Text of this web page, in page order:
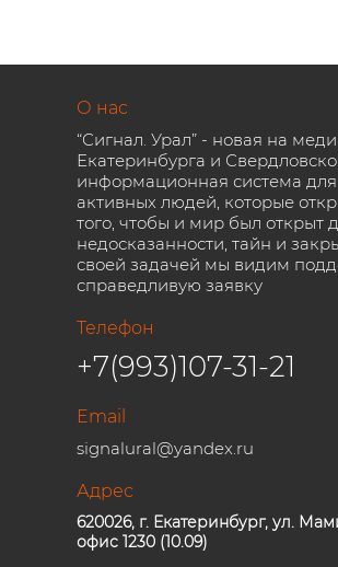
О нас
“Сигнал. Урал” - новая на
Екатеринбурга и
информационная система для
активных людей, которые
того, чтобы и мир был открыт
недосказанности, тайн и
своей задачей мы видим
справедливую заявку
Телефон
+7(993)107-31-21
Email
signalural@yandex.ru
Адрес
620026, г. Екатеринбург, ул.
офис 1230 (10.09)